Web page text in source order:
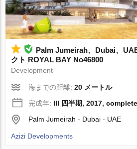
Palm Jumeirah、Dubai、
クト ROYAL BAY No46800
Development
海までの距離:20 メートル
完成年: III 四半期, 2017,
Palm Jumeirah - Dubai - UAE
Azizi Developments